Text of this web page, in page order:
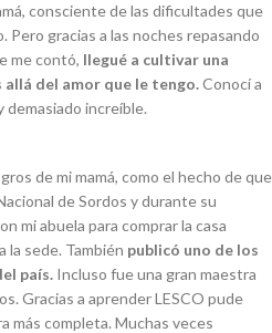
consciente de las dificultades que
Pero gracias a las noches repasando
me contó, llegué a cultivar una
allá del amor que le tengo.Conocí a
demasiado increíble.
de mi mamá, como el hecho de que
de Sordos y durante su
mi abuela para comprar la casa
sede. También publicó uno de los
país. Incluso fue una gran maestra
Gracias a aprender LESCO pude
más completa. Muchas veces